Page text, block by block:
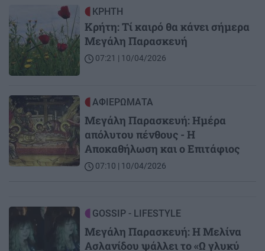
ΚΡΗΤΗ
Κρήτη: Τί καιρό θα κάνει σήμερα
Μεγάλη Παρασκευή
07:21 | 10/04/2026
Image ΑΦΙΕΡΩΜΑΤΑ
Μεγάλη Παρασκευή: Ημέρα
απόλυτου πένθους - Η
Αποκαθήλωση και ο Επιτάφιος
07:10 | 10/04/2026
Image GOSSIP - LIFESTYLE
Μεγάλη Παρασκευή: Η Μελίνα
Ασλανίδου ψάλλει το «Ω γλυκύ